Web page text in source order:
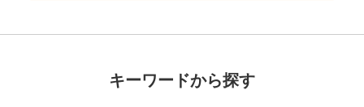
キーワードから探す